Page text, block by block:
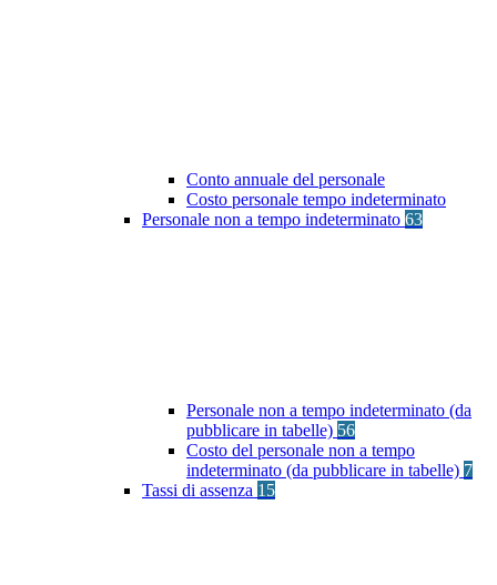
Conto annuale del personale
Costo personale tempo indeterminato
Personale non a tempo indeterminato 63
Personale non a tempo indeterminato (da
pubblicare in tabelle) 56
Costo del personale non a tempo
indeterminato (da pubblicare in tabelle) 7
Tassi di assenza 15